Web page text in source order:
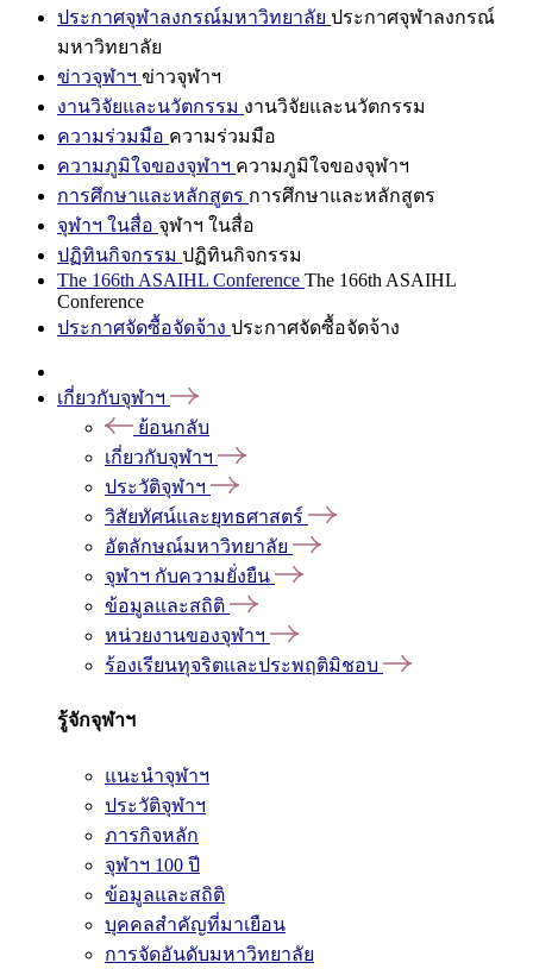
ประกาศจุฬาลงกรณ์มหาวิทยาลัย ประกาศจุฬาลงกรณ์
มหาวิทยาลัย
ข่าวจุฬาฯ ข่าวจุฬาฯ
งานวิจัยและนวัตกรรม งานวิจัยและนวัตกรรม
ความร่วมมือ ความร่วมมือ
ความภูมิใจของจุฬาฯ ความภูมิใจของจุฬาฯ
การศึกษาและหลักสูตร การศึกษาและหลักสูตร
จุฬาฯ ในสื่อ จุฬาฯ ในสื่อ
ปฏิทินกิจกรรม ปฏิทินกิจกรรม
The 166th ASAIHL Conference The 166th ASAIHL
Conference
ประกาศจัดซื้อจัดจ้าง ประกาศจัดซื้อจัดจ้าง
เกี่ยวกับจุฬาฯ
ย้อนกลับ
เกี่ยวกับจุฬาฯ
ประวัติจุฬาฯ
วิสัยทัศน์และยุทธศาสตร์
อัตลักษณ์มหาวิทยาลัย
จุฬาฯ กับความยั่งยืน
ข้อมูลและสถิติ
หน่วยงานของจุฬาฯ
ร้องเรียนทุจริตและประพฤติมิชอบ
รู้จักจุฬาฯ
แนะนำจุฬาฯ
ประวัติจุฬาฯ
ภารกิจหลัก
จุฬาฯ 100 ปี
ข้อมูลและสถิติ
บุคคลสำคัญที่มาเยือน
การจัดอันดับมหาวิทยาลัย